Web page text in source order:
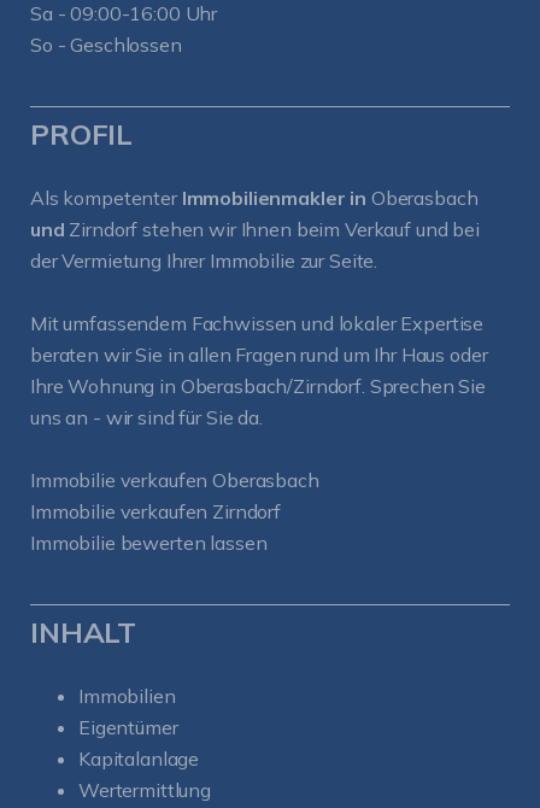
Sa - 09:00-16:00 Uhr
So - Geschlossen
PROFIL
Als kompetenter Immobilienmakler in Oberasbach
und Zirndorf stehen wir Ihnen beim Verkauf und bei
der Vermietung Ihrer Immobilie zur Seite.
Mit umfassendem Fachwissen und lokaler Expertise
beraten wir Sie in allen Fragen rund um Ihr Haus oder
Ihre Wohnung in Oberasbach/Zirndorf. Sprechen Sie
uns an - wir sind für Sie da.
Immobilie verkaufen Oberasbach
Immobilie verkaufen Zirndorf
Immobilie bewerten lassen
INHALT
Immobilien
Eigentümer
Kapitalanlage
Wertermittlung